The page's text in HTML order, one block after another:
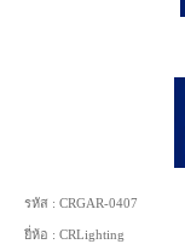
รหัส : CRGAR-0407
ยี่ห้อ : CRLighting